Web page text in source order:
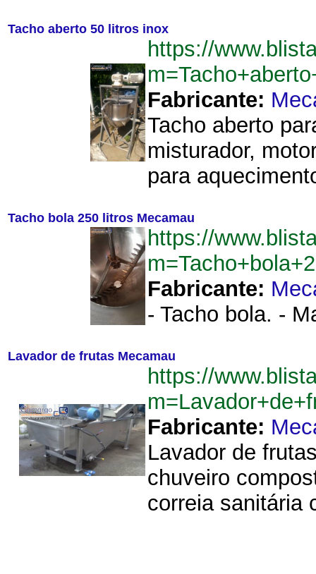
Tacho aberto 50 litros inox
https://
Fabricante:
Tacho aberto
misturador,
para
Tacho bola 250 litros Mecamau
https://
Fabricante:
- Tacho bola. -
Lavador de frutas Mecamau
https://
Fabricante:
Lavador de
chuveiro
correia sanitária